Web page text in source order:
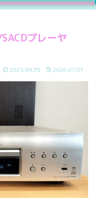
プレーヤ
2025.09.30 2026.07.01